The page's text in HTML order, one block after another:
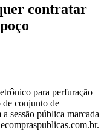
contratar
para perfuração
de conjunto de
sessão pública marcada